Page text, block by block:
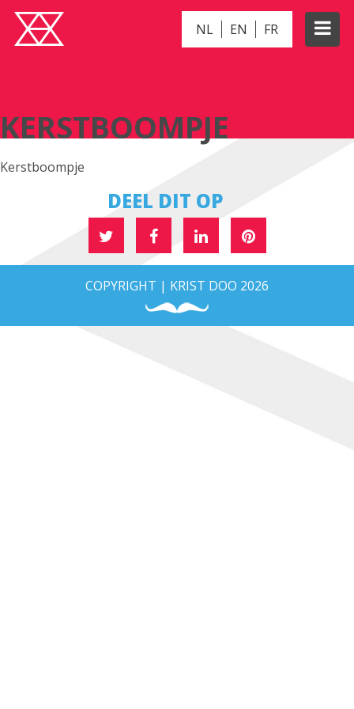
NL EN FR
KERSTBOOMPJE
Kerstboompje
DEEL DIT OP
COPYRIGHT | KRIST DOO 2026